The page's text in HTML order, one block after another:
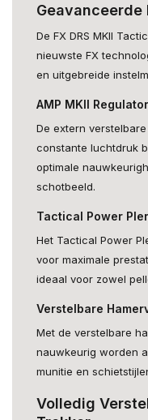
Geavanceerde
De FX DRS MKII
nieuwste FX
en uitgebreide
AMP MKII Regulator
De extern
constante luchtdruk
optimale
schotbeeld.
Tactical Power
Het Tactical Power
voor maximale
ideaal voor zowel
Verstelbare
Met de verstelbare
nauwkeurig worden
munitie en
Volledig